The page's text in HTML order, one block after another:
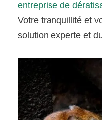
entreprise de
Votre tranquillité et
solution experte et